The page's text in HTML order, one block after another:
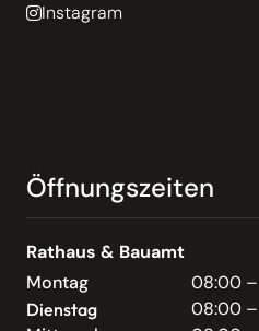
Instagram
Öffnungszeiten
Rathaus & Bauamt
Montag
08:00 –
Dienstag
08:00 –